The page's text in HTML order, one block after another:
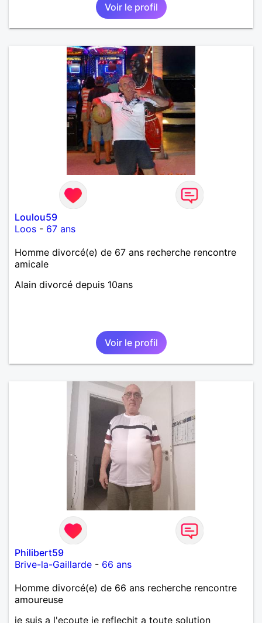
Voir le profil
Loulou59
Loos - 67 ans
Homme divorcé(e) de 67 ans recherche rencontre
amicale
Alain divorcé depuis 10ans
Voir le profil
Philibert59
Brive-la-Gaillarde - 66 ans
Homme divorcé(e) de 66 ans recherche rencontre
amoureuse
je suis a l'ecoute je reflechit a toute solution